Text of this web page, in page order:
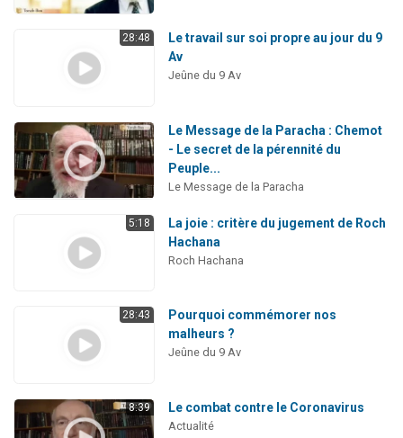
28:48
Le travail sur soi propre au jour du 9
Av
Jeûne du 9 Av
Le Message de la Paracha : Chemot
- Le secret de la pérennité du
Peuple...
Le Message de la Paracha
5:18
La joie : critère du jugement de Roch
Hachana
Roch Hachana
28:43
Pourquoi commémorer nos
malheurs ?
Jeûne du 9 Av
8:39 Le combat contre le Coronavirus
Actualité